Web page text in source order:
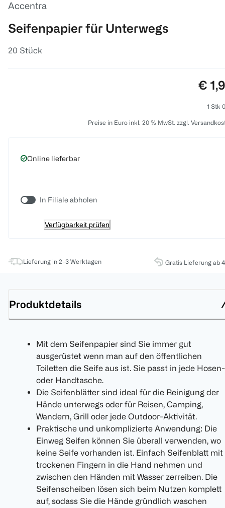
Accentra
Seifenpapier für Unterwegs
20 Stück
€
1 Stk
Preise in Euro inkl. 20 % MwSt. zzgl.
Online lieferbar
In Filiale abholen
Verfügbarkeit prüfen
Lieferung in 2-3 Werktagen Gratis Lieferung ab
Produktdetails
Mit dem Seifenpapier sind Sie immer gut
ausgerüstet wenn man auf den öffentlichen
Toiletten die Seife aus ist. Sie passt in jede Hosen-
oder Handtasche.
Die Seifenblätter sind ideal für die Reinigung der
Hände unterwegs oder für Reisen, Camping,
Wandern, Grill oder jede Outdoor-Aktivität.
Praktische und unkomplizierte Anwendung: Die
Einweg Seifen können Sie überall verwenden, wo
keine Seife vorhanden ist. Einfach Seifenblatt mit
trockenen Fingern in die Hand nehmen und
zwischen den Händen mit Wasser zerreiben. Die
Seifenscheiben lösen sich beim Nutzen komplett
auf, sodass Sie die Hände gründlich waschen